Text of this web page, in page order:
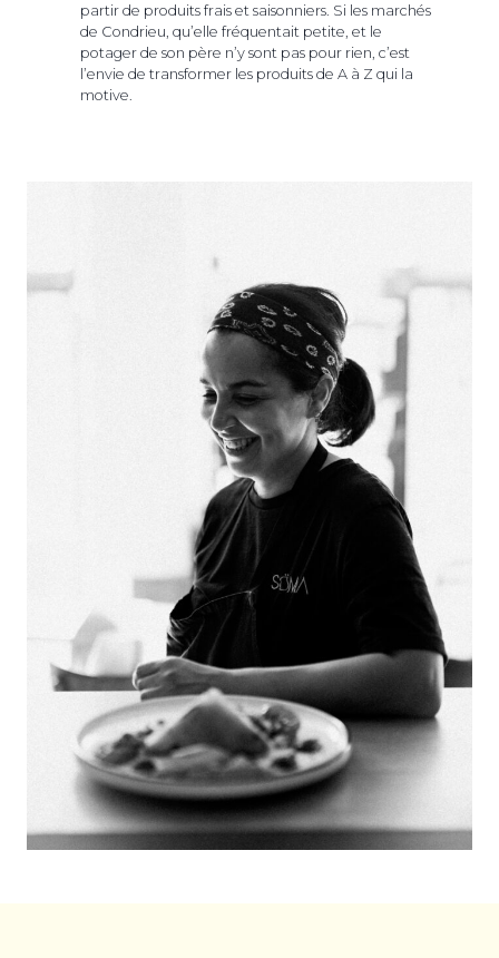
partir de produits frais et saisonniers. Si les marchés
de Condrieu, qu’elle fréquentait petite, et le
potager de son père n’y sont pas pour rien, c’est
l’envie de transformer les produits de A à Z qui la
motive.